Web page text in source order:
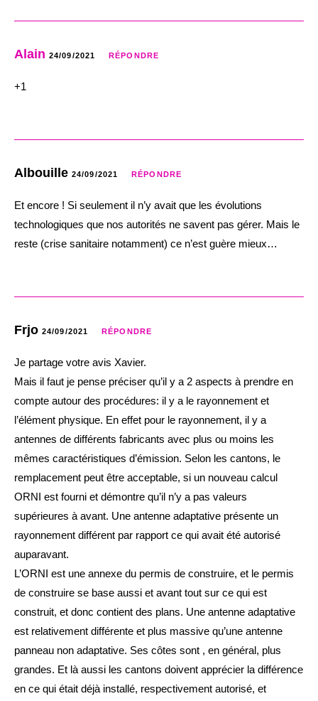
Alain 24/09/2021 RÉPONDRE
+1
Albouille 24/09/2021 RÉPONDRE
Et encore ! Si seulement il n’y avait que les évolutions
technologiques que nos autorités ne savent pas gérer. Mais le
reste (crise sanitaire notamment) ce n’est guère mieux…
Frjo 24/09/2021 RÉPONDRE
Je partage votre avis Xavier.
Mais il faut je pense préciser qu’il y a 2 aspects à prendre en
compte autour des procédures: il y a le rayonnement et
l’élément physique. En effet pour le rayonnement, il y a
antennes de différents fabricants avec plus ou moins les
mêmes caractéristiques d’émission. Selon les cantons, le
remplacement peut être acceptable, si un nouveau calcul
ORNI est fourni et démontre qu’il n’y a pas valeurs
supérieures à avant. Une antenne adaptative présente un
rayonnement différent par rapport ce qui avait été autorisé
auparavant.
L’ORNI est une annexe du permis de construire, et le permis
de construire se base aussi et avant tout sur ce qui est
construit, et donc contient des plans. Une antenne adaptative
est relativement différente et plus massive qu’une antenne
panneau non adaptative. Ses côtes sont , en général, plus
grandes. Et là aussi les cantons doivent apprécier la différence
en ce qui était déjà installé, respectivement autorisé, et